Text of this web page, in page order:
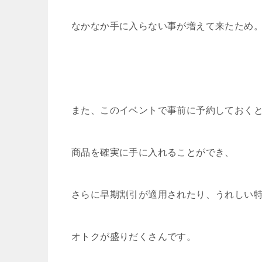
なかなか手に入らない事が増えて来たため。
また、このイベントで事前に予約しておくと
商品を確実に手に入れることができ、
さらに早期割引が適用されたり、うれしい
オトクが盛りだくさんです。